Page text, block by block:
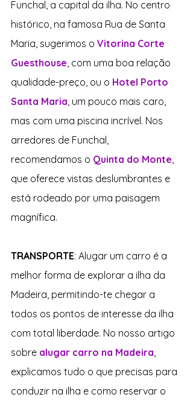
Funchal, a capital da ilha. No centro
histórico, na famosa Rua de Santa
Maria, sugerimos o Vitorina Corte
Guesthouse, com uma boa relação
qualidade-preço, ou o Hotel Porto
Santa Maria, um pouco mais caro,
mas com uma piscina incrível. Nos
arredores de Funchal,
recomendamos o Quinta do Monte,
que oferece vistas deslumbrantes e
está rodeado por uma paisagem
magnífica.
TRANSPORTE: Alugar um carro é a
melhor forma de explorar a ilha da
Madeira, permitindo-te chegar a
todos os pontos de interesse da ilha
com total liberdade. No nosso artigo
sobre alugar carro na Madeira,
explicamos tudo o que precisas para
conduzir na ilha e como reservar o